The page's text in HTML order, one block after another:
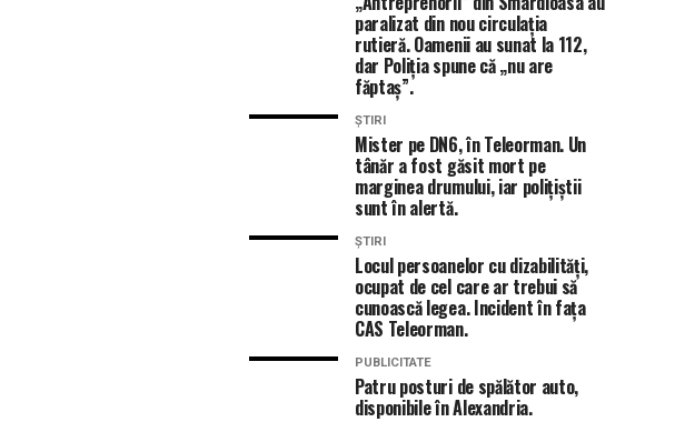
paralizat din nou circulația
rutieră. Oamenii au sunat la 112,
dar Poliția spune că „nu are
făptaș”.
ȘTIRI
Mister pe DN6, în Teleorman. Un
tânăr a fost găsit mort pe
marginea drumului, iar polițiștii
sunt în alertă.
ȘTIRI
Locul persoanelor cu dizabilități,
ocupat de cel care ar trebui să
cunoască legea. Incident în fața
CAS Teleorman.
PUBLICITATE
Patru posturi de spălător auto,
disponibile în Alexandria.